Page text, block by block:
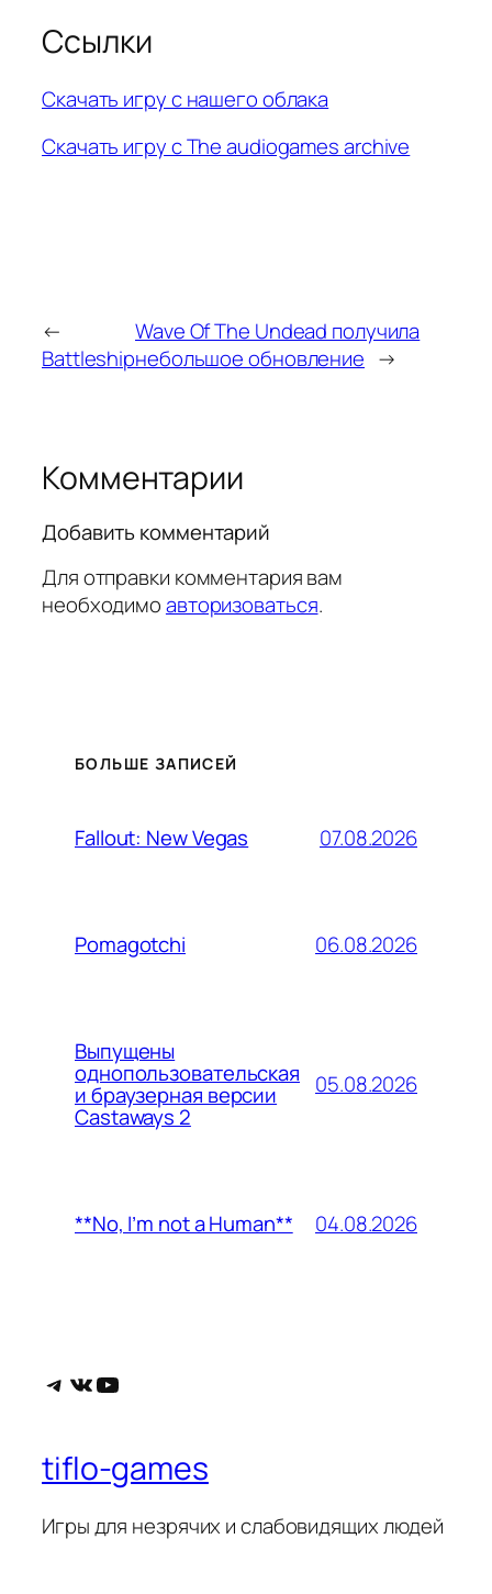
Ссылки
Скачать игру с нашего облака
Скачать игру с The audiogames archive
←
Battleship
Wave Of The Undead получила
небольшое обновление →
Комментарии
Добавить комментарий
Для отправки комментария вам
необходимоавторизоваться.
БОЛЬШЕ ЗАПИСЕЙ
Fallout: New Vegas 07.08.2026
Pomagotchi 06.08.2026
Выпущены
однопользовательская
и браузерная версии
Castaways 2
05.08.2026
**No, I’m not a Human** 04.08.2026
Telegram
ВКонтакте
YouTube
tiflo-games
Игры для незрячих и слабовидящих людей